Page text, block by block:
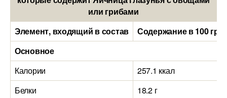
или грибами
Элемент, входящий в состав
Содержание в 100
Основное
Калории
257.1 ккал
Белки
18.2 г